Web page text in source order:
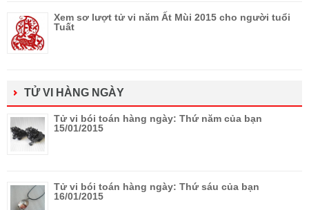
Xem sơ lượt tử vi năm Ất Mùi 2015 cho người tuổi
Tuất
TỬ VI HÀNG NGÀY
Tử vi bói toán hàng ngày: Thứ năm của bạn
15/01/2015
Tử vi bói toán hàng ngày: Thứ sáu của bạn
16/01/2015